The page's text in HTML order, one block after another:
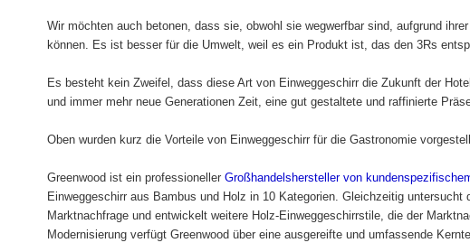
Wir möchten auch betonen, dass sie, obwohl sie wegwerfbar sind, aufgrund
können. Es ist besser für die Umwelt, weil es ein Produkt ist, das den 3Rs
Es besteht kein Zweifel, dass diese Art von Einweggeschirr die Zukunft der
und immer mehr neue Generationen Zeit, eine gut gestaltete und raffinierte
Oben wurden kurz die Vorteile von Einweggeschirr für die Gastronomie
Greenwood ist ein professionellerGroßhandelshersteller von
Einweggeschirr aus Bambus und Holz in 10 Kategorien. Gleichzeitig
Marktnachfrage und entwickelt weitere Holz-Einweggeschirrstile, die der
Modernisierung verfügt Greenwood über eine ausgereifte und umfassende